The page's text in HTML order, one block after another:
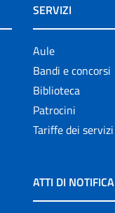
SERVIZI
Aule
Bandi e concorsi
Biblioteca
Patrocini
Tariffe dei
ATTI DI NOTIFICA